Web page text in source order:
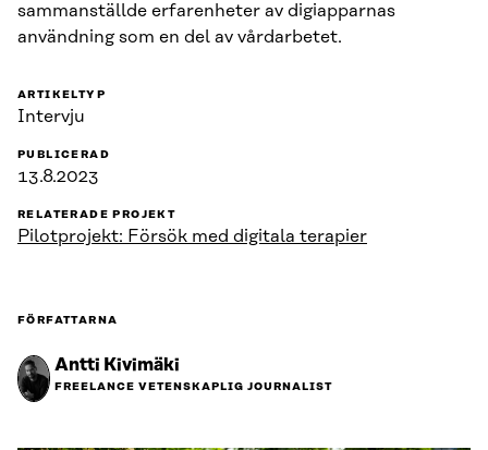
sammanställde erfarenheter av digiapparnas
användning som en del av vårdarbetet.
ARTIKELTYP
Intervju
PUBLICERAD
13.8.2023
RELATERADE PROJEKT
Pilotprojekt: Försök med digitala terapier
FÖRFATTARNA
Antti Kivimäki
FREELANCE VETENSKAPLIG JOURNALIST